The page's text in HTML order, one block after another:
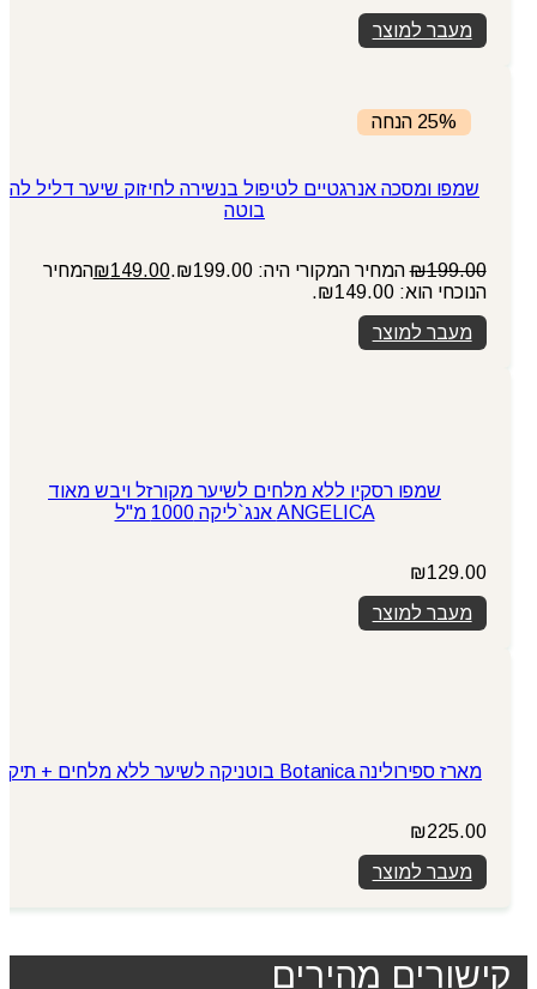
מעבר למוצר
25% הנחה
שמפו ומסכה אנרגטיים לטיפול בנשירה לחיזוק שיער דליל לה
בוטה
₪199.00 המחיר המקורי היה: ₪199.00. ₪149.00
המחיר
הנוכחי הוא: ₪149.00.
מעבר למוצר
שמפו רסקיו ללא מלחים לשיער מקורזל ויבש מאוד
ANGELICA אנג`ליקה 1000 מ"ל
₪129.00
מעבר למוצר
מארז ספירולינה Botanica בוטניקה לשיער ללא מלחים + תיק
₪225.00
מעבר למוצר
קישורים מהירים